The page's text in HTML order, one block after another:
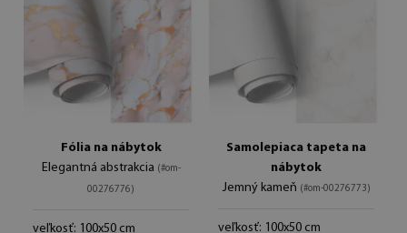
Fólia na nábytok
Elegantná abstrakcia (#om-
00276776)
veľkosť: 100x50 cm
Samolepiaca tapeta na
nábytok
Jemný kameň (#om-00276773)
veľkosť: 100x50 cm